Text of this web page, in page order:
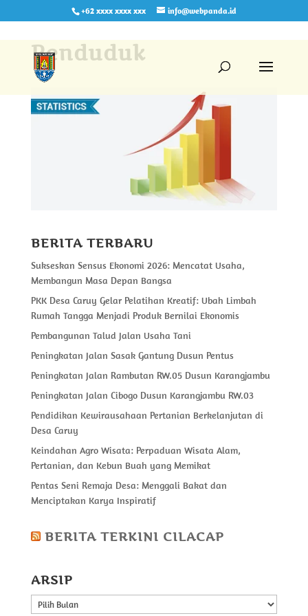
+62 xxxx xxxx xxx info@webpanda.id
Penduduk
BERITA TERBARU
Sukseskan Sensus Ekonomi 2026: Mencatat Usaha,
Membangun Masa Depan Bangsa
PKK Desa Caruy Gelar Pelatihan Kreatif: Ubah Limbah
Rumah Tangga Menjadi Produk Bernilai Ekonomis
Pembangunan Talud Jalan Usaha Tani
Peningkatan Jalan Sasak Gantung Dusun Pentus
Peningkatan Jalan Rambutan RW.05 Dusun Karangjambu
Peningkatan Jalan Cibogo Dusun Karangjambu RW.03
Pendidikan Kewirausahaan Pertanian Berkelanjutan di
Desa Caruy
Keindahan Agro Wisata: Perpaduan Wisata Alam,
Pertanian, dan Kebun Buah yang Memikat
Pentas Seni Remaja Desa: Menggali Bakat dan
Menciptakan Karya Inspiratif
BERITA TERKINI CILACAP
ARSIP
ARSIP